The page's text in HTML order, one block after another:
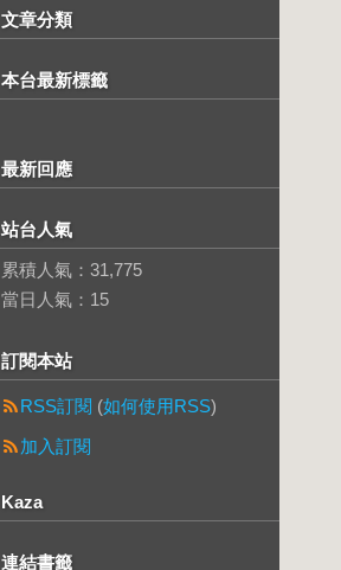
文章分類
本台最新標籤
最新回應
站台人氣
累積人氣： 31,775
當日人氣： 15
訂閱本站
RSS訂閱 (如何使用RSS)
加入訂閱
Kaza
連結書籤